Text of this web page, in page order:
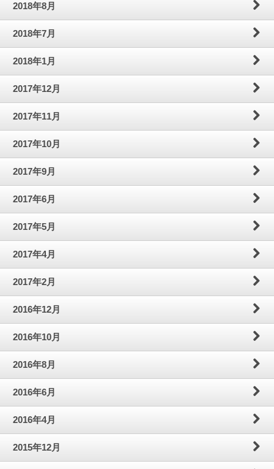
2018年8月
2018年7月
2018年1月
2017年12月
2017年11月
2017年10月
2017年9月
2017年6月
2017年5月
2017年4月
2017年2月
2016年12月
2016年10月
2016年8月
2016年6月
2016年4月
2015年12月